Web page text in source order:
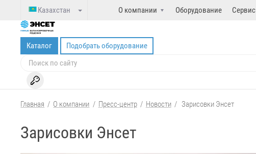
Казахстан О компании Оборудование Сервис
Каталог Подобрать оборудование
Главная / О компании / Пресс-центр / Новости / Зарисовки Энсет
Зарисовки Энсет